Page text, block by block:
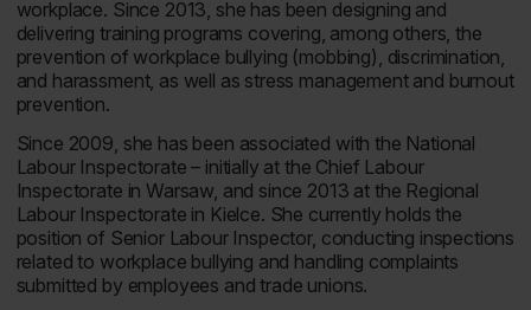
workplace. Since 2013, she has been designing and
delivering training programs covering, among others, the
prevention of workplace bullying (mobbing), discrimination,
and harassment, as well as stress management and burnout
prevention.
Since 2009, she has been associated with the National
Labour Inspectorate – initially at the Chief Labour
Inspectorate in Warsaw, and since 2013 at the Regional
Labour Inspectorate in Kielce. She currently holds the
position of Senior Labour Inspector, conducting inspections
related to workplace bullying and handling complaints
submitted by employees and trade unions.